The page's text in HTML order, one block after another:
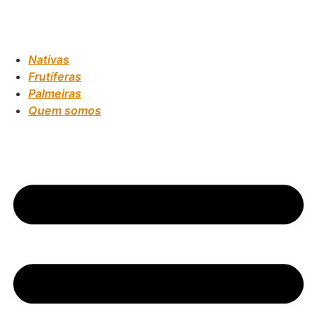
Nativas
Frutíferas
Palmeiras
Quem somos